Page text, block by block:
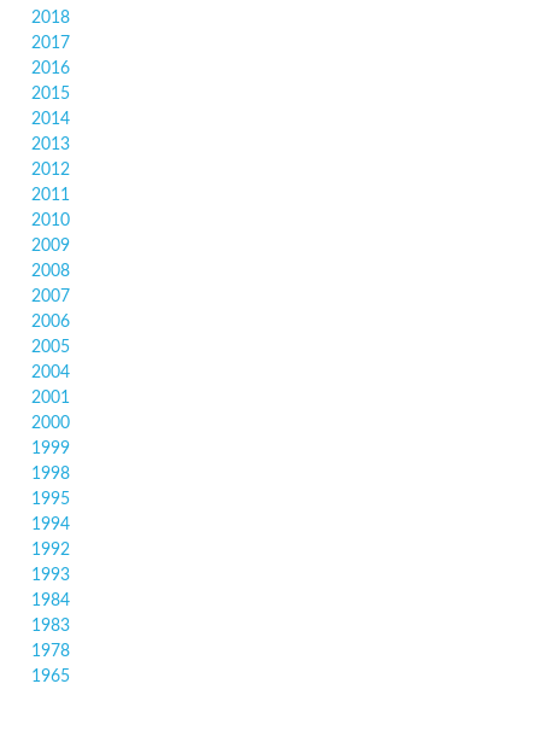
2018
2017
2016
2015
2014
2013
2012
2011
2010
2009
2008
2007
2006
2005
2004
2001
2000
1999
1998
1995
1994
1992
1993
1984
1983
1978
1965